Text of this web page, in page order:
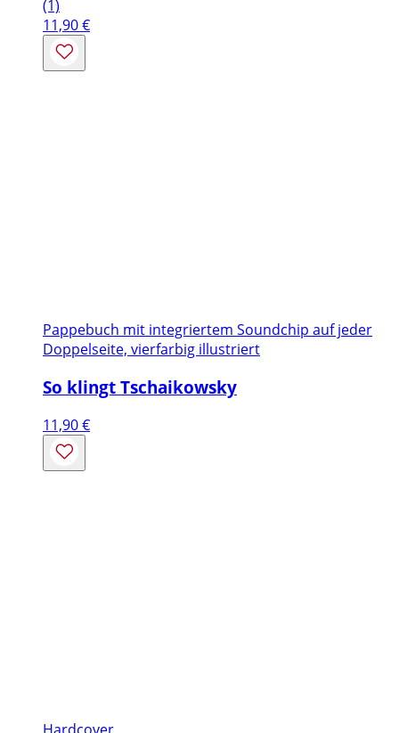
(1)
11,90€
Pappebuch mit integriertem Soundchip auf jeder
Doppelseite, vierfarbig illustriert
So klingt Tschaikowsky
11,90€